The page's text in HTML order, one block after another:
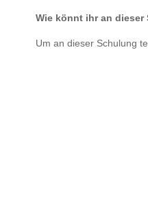
Wie könnt ihr an
Um an dieser Schulung